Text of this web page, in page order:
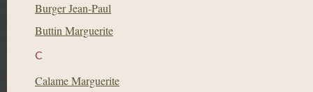
Burger Jean-Paul
Buttin Marguerite
C
Calame Marguerite